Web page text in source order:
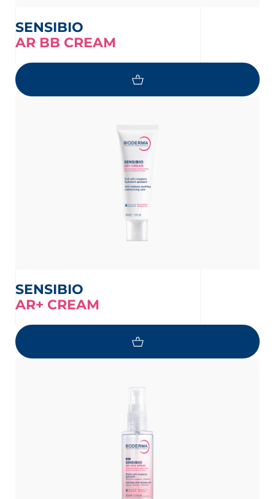
SENSIBIO
AR BB CREAM
SENSIBIO
AR+ CREAM